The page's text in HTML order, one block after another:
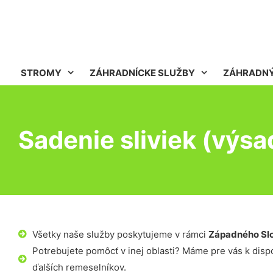
STROMY ZÁHRADNÍCKE SLUŽBY
Sadenie sliviek
Všetky naše služby poskytujeme v rámci Západného
Potrebujete pomôcť v inej oblasti? Máme pre vás k
ďalších remeselníkov.